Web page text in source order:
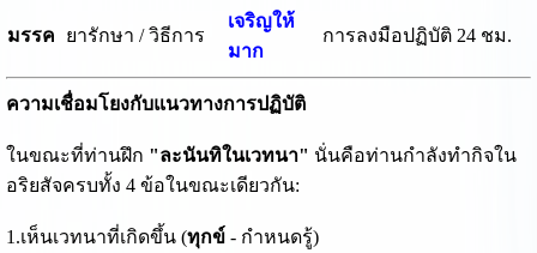
มรรค ยารักษา / วิธีการ
เจริญให้
มาก
การลงมือปฏิบัติ 24 ชม.
ความเชื่อมโยงกับแนวทางการปฏิบัติ
ในขณะที่ท่านฝึก "ละนันทิในเวทนา" นั่นคือท่านกำลังทำกิจใน
อริยสัจครบทั้ง 4 ข้อในขณะเดียวกัน:
1.เห็นเวทนาที่เกิดขึ้น (ทุกข์- กำหนดรู้)